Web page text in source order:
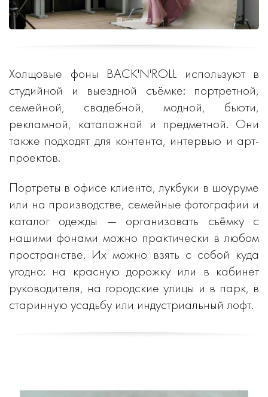
Холщовые фоны BACK'N'ROLL используют в
студийной и выездной съёмке: портретной,
семейной, свадебной, модной, бьюти,
рекламной, каталожной и предметной. Они
также подходят для контента, интервью и арт-
проектов.
Портреты в офисе клиента, лукбуки в шоуруме
или на производстве, семейные фотографии и
каталог одежды — организовать съёмку с
нашими фонами можно практически в любом
пространстве. Их можно взять с собой куда
угодно: на красную дорожку или в кабинет
руководителя, на городские улицы и в парк, в
старинную усадьбу или индустриальный лофт.